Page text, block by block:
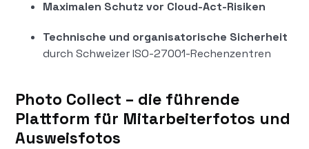
Maximalen Schutz vor Cloud-Act-Risiken
Technische und organisatorische Sicherheit
durch Schweizer ISO-27001-Rechenzentren
Photo Collect – die führende
Plattform für Mitarbeiterfotos und
Ausweisfotos